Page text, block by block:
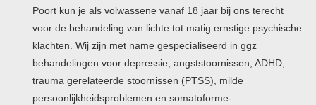
Poort kun je als volwassene vanaf 18 jaar bij ons terecht
voor de behandeling van lichte tot matig ernstige psychische
klachten. Wij zijn met name gespecialiseerd in ggz
behandelingen voor depressie, angststoornissen, ADHD,
trauma gerelateerde stoornissen (PTSS), milde
persoonlijkheidsproblemen en somatoforme-